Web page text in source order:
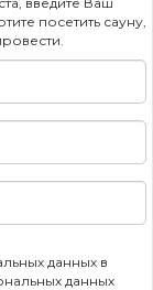
посетить сауну,
данных в
данных